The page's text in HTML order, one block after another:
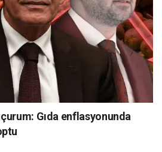
Gıda enflasyonunda